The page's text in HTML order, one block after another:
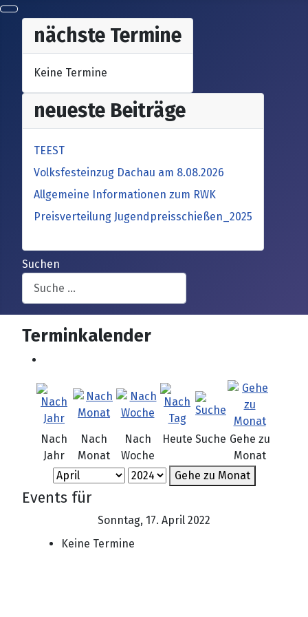
nächste Termine
Keine Termine
neueste Beiträge
TEEST
Volksfesteinzug Dachau am 8.08.2026
Allgemeine Informationen zum RWK
Preisverteilung Jugendpreisschießen_2025
Suchen
Terminkalender
Nach
Jahr
Nach
Monat
Nach
Woche
Heute Suche Gehe zu
Monat
Gehe zu Monat
Events für
Sonntag, 17. April 2022
Keine Termine